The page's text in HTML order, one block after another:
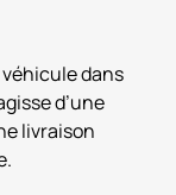
dans
d’une
livraison